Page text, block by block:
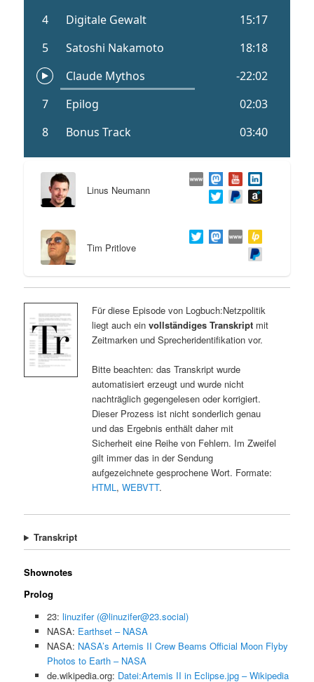
Linus Neumann
Tim Pritlove
Für diese Episode von Logbuch:Netzpolitik
liegt auch ein vollständiges Transkriptmit
Zeitmarken und Sprecheridentifikation vor.
Bitte beachten: das Transkript wurde
automatisiert erzeugt und wurde nicht
nachträglich gegengelesen oder korrigiert.
Dieser Prozess ist nicht sonderlich genau
und das Ergebnis enthält daher mit
Sicherheit eine Reihe von Fehlern. Im Zweifel
gilt immer das in der Sendung
aufgezeichnete gesprochene Wort. Formate:
HTML, WEBVTT.
Transkript
Shownotes
Prolog
23: linuzifer (@linuzifer@23.social)
NASA: Earthset – NASA
NASA: NASA’s Artemis II Crew Beams Official Moon Flyby
Photos to Earth – NASA
de.wikipedia.org: Datei:Artemis II in Eclipse.jpg – Wikipedia